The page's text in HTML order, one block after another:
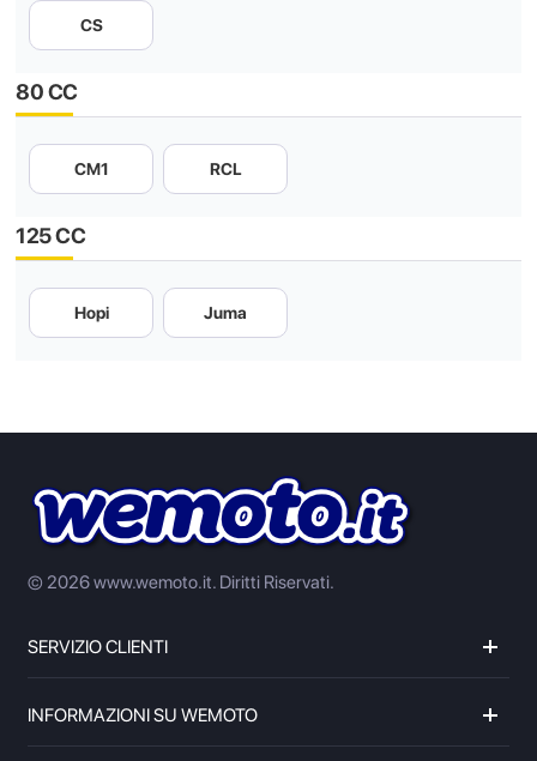
CS
80 CC
CM1 RCL
125 CC
Hopi Juma
© 2026 www.wemoto.it. Diritti Riservati.
SERVIZIO CLIENTI
INFORMAZIONI SU WEMOTO